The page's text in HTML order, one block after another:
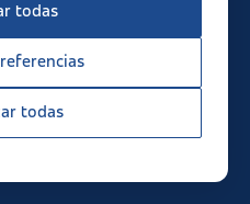
todas
todas